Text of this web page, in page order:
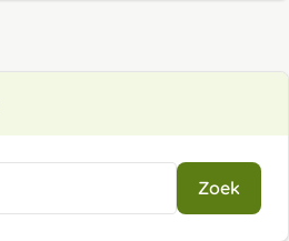
Zoek